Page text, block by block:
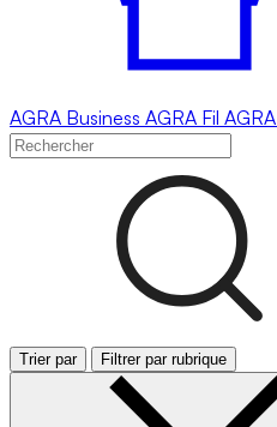
AGRA Business AGRA Fil AGRA
Trier par Filtrer par rubrique